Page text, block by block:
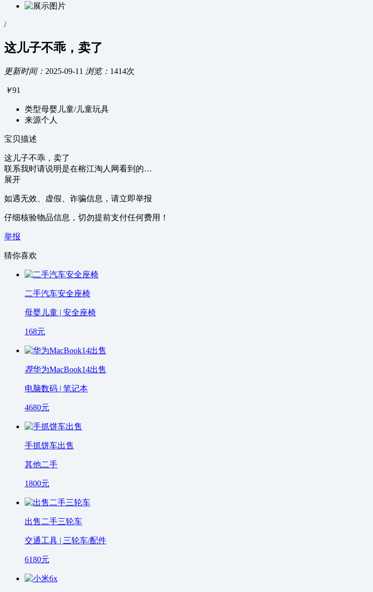
/
这儿子不乖，卖了
更新时间： 2025-09-11 浏览： 1414次
￥91
类型母婴儿童/儿童玩具
来源个人
宝贝描述
这儿子不乖，卖了
联系我时请说明是在榕江淘人网看到的…
展开
如遇无效、虚假、诈骗信息，请立即举报
仔细核验物品信息，切勿提前支付任何费用！
举报
猜你喜欢
二手汽车安全座椅
母婴儿童 | 安全座椅
168元
荐华为MacBook14出售
电脑数码 | 笔记本
4680元
手抓饼车出售
其他二手
1800元
出售二手三轮车
交通工具 | 三轮车/配件
6180元